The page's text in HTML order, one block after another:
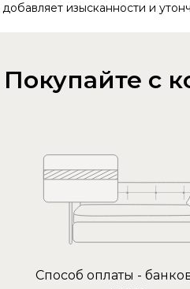
изысканности и
Покупайте с
Способ оплаты -